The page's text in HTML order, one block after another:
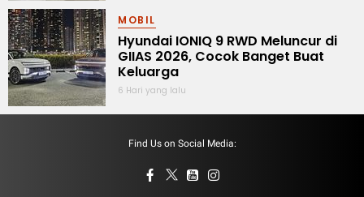
MOBIL
Hyundai IONIQ 9 RWD Meluncur di
GIIAS 2026, Cocok Banget Buat
Keluarga
6 Hari yang lalu
Find Us on Social Media: